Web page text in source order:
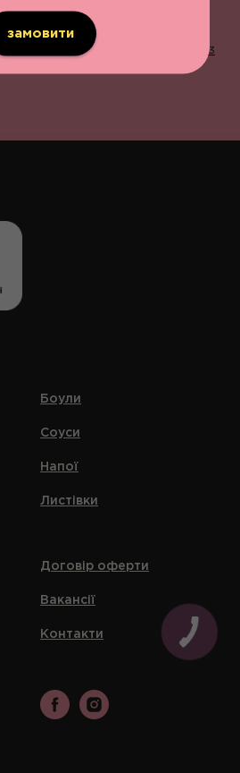
щодня з 11:00 до 22:00 | 096 203
замовити
Боули
Соуси
Напої
Листівки
Договір оферти
Вакансії
Контакти